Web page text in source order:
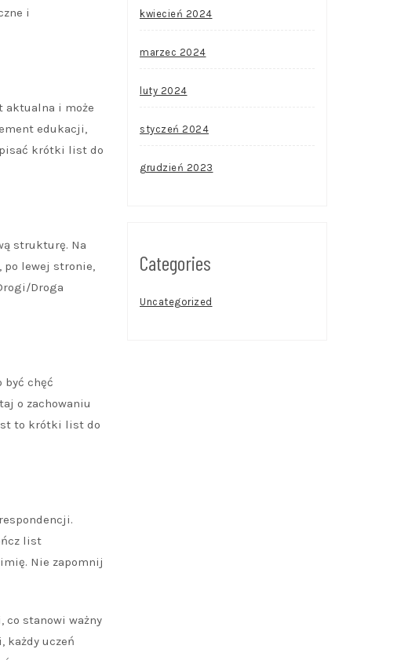
i
aktualna i może
edukacji,
krótki list do
strukturę. Na
po lewej stronie,
Droga
być chęć
o zachowaniu
to krótki list do
list
Nie zapomnij
co stanowi ważny
każdy uczeń
kwiecień 2024
marzec 2024
luty 2024
styczeń 2024
grudzień 2023
Categories
Uncategorized